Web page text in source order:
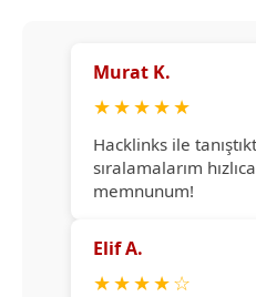
Murat K.
★★★★★
Hacklinks ile
sıralamalarım
memnunum!
Elif A.
★★★★☆